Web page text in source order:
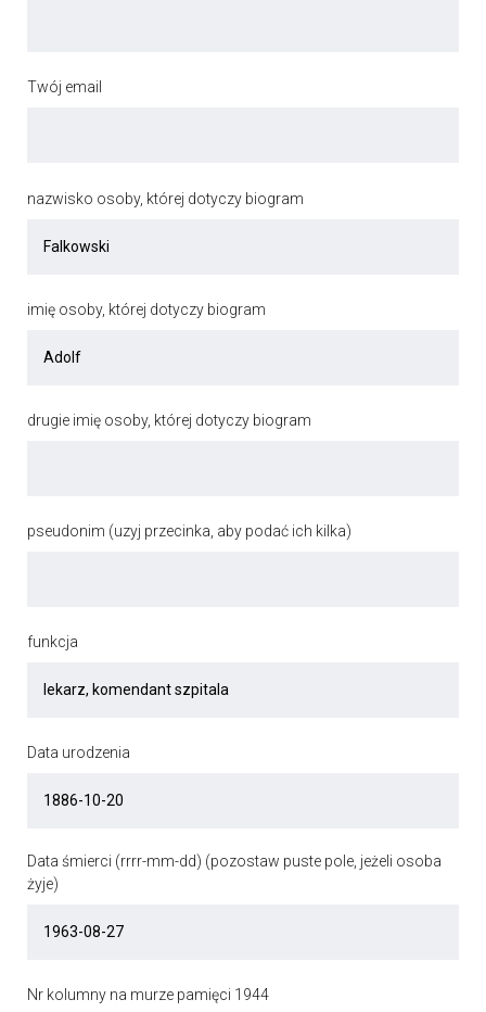
Twój email
nazwisko osoby, której dotyczy biogram
imię osoby, której dotyczy biogram
drugie imię osoby, której dotyczy biogram
pseudonim (uzyj przecinka, aby podać ich kilka)
funkcja
Data urodzenia
Data śmierci (rrrr-mm-dd) (pozostaw puste pole, jeżeli osoba
żyje)
Nr kolumny na murze pamięci 1944